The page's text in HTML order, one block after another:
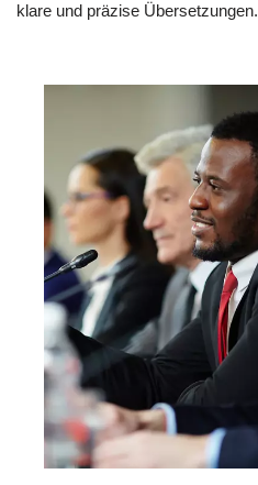
klare und präzise Übersetzungen.